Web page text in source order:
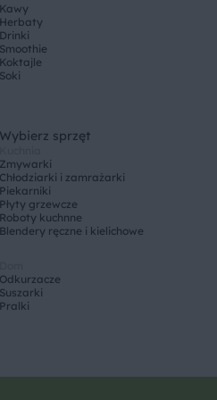
Kawy
Herbaty
Drinki
Smoothie
Koktajle
Soki
Wybierz sprzęt
Zmywarki
Chłodziarki i zamrażarki
Piekarniki
Płyty grzewcze
Roboty kuchnne
Blendery ręczne i kielichowe
Odkurzacze
Suszarki
Pralki